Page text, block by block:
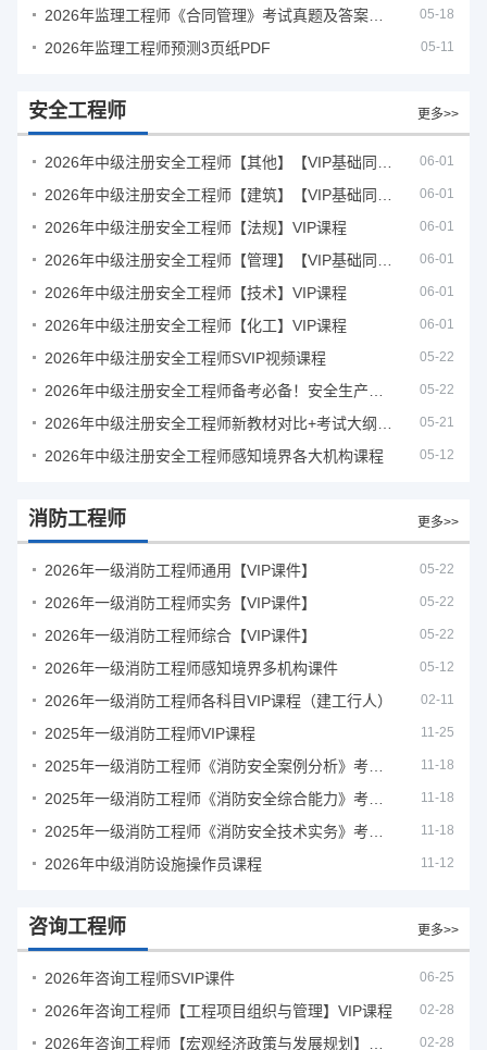
05-18
2026年监理工程师预测3页纸PDF 05-11
安全工程师 更多>>
06-01
06-01
2026年中级注册安全工程师【法规】VIP课程 06-01
06-01
2026年中级注册安全工程师【技术】VIP课程 06-01
2026年中级注册安全工程师【化工】VIP课程 06-01
2026年中级注册安全工程师SVIP视频课程 05-22
05-22
05-21
2026年中级注册安全工程师感知境界各大机构课程 05-12
消防工程师 更多>>
2026年一级消防工程师通用【VIP课件】 05-22
2026年一级消防工程师实务【VIP课件】 05-22
2026年一级消防工程师综合【VIP课件】 05-22
2026年一级消防工程师感知境界多机构课件 05-12
2026年一级消防工程师各科目VIP课程（建工行人） 02-11
2025年一级消防工程师VIP课程 11-25
11-18
11-18
11-18
2026年中级消防设施操作员课程 11-12
咨询工程师 更多>>
2026年咨询工程师SVIP课件 06-25
2026年咨询工程师【工程项目组织与管理】VIP课程 02-28
02-28